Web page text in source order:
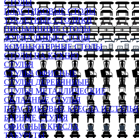
СТОЛЫ
ПЛАСТИКОВЫЕ СТОЛЫ
ТУАЛЕТНЫЕ СТОЛИКИ
ПИСЬМЕННЫЕ СТОЛЫ
ЖУРНАЛЬНЫЕ СТОЛЫ
КОМПЬЮТЕРНЫЕ СТОЛЫ
СТОЛЫ НА КУХНЮ
СТУЛЬЯ
СТУЛЬЯ ОФИСНЫЕ
СТУЛЬЯ ДЕРЕВЯННЫЕ
СТУЛЬЯ МЕТАЛЛИЧЕСКИЕ
СКЛАДНЫЕ СТУЛЬЯ
ПЛАСТИКОВЫЕ КРЕСЛА И СТУЛЬЯ
БАРНЫЕ СТУЛЬЯ
ОФИСНЫЕ КРЕСЛА
ТАБУРЕТЫ